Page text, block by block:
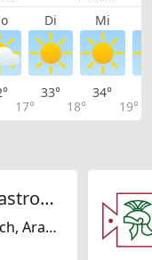
Di Mi
17°
33°
18°
34°
19°
Catering Zaraz Gastronomie
International, Asiatisch, Arabisch, Halal, Saisonal, Thailändisch, Orientalisch, Mediterran, Glutenfrei